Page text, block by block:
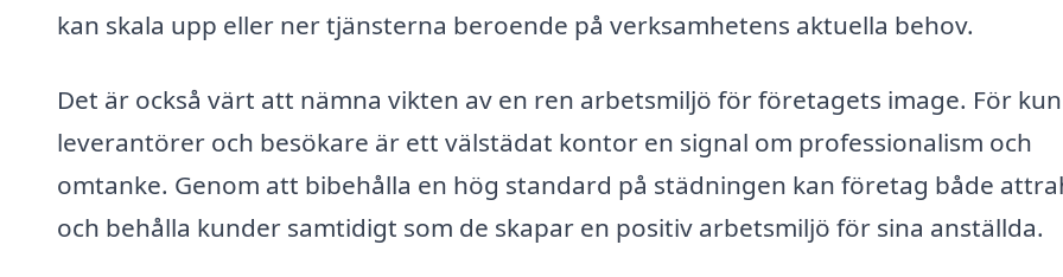
kan skala upp eller ner tjänsterna beroende på verksamhetens aktuella behov.
Det är också värt att nämna vikten av en ren arbetsmiljö för företagets image. För
leverantörer och besökare är ett välstädat kontor en signal om professionalism och
omtanke. Genom att bibehålla en hög standard på städningen kan företag både
och behålla kunder samtidigt som de skapar en positiv arbetsmiljö för sina anställda.